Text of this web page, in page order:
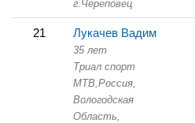
г.Череповец
21 Лукачев Вадим
35 лет
Триал спорт
МТВ,Россия,
Вологодская
Область,